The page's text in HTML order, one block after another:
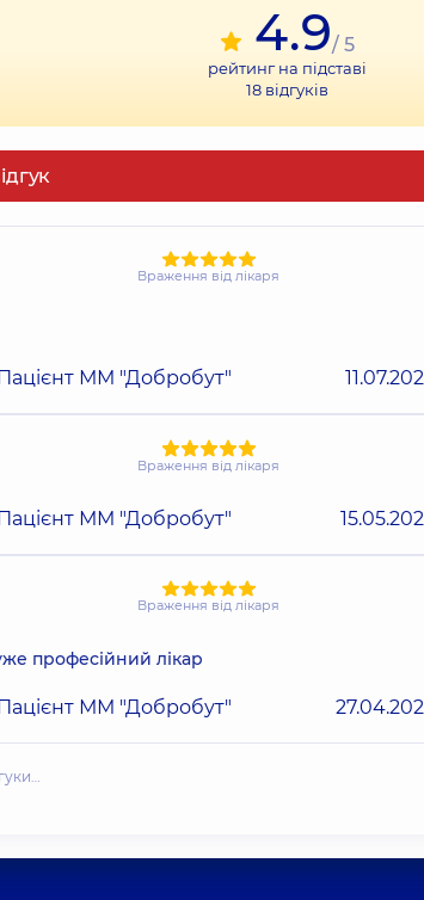
4.9/ 5
рейтинг на підставі
18відгуків
Враження від лікаря
ММ "Добробут"
Враження від лікаря
ММ "Добробут"
Враження від лікаря
професійний лікар
ММ "Добробут"